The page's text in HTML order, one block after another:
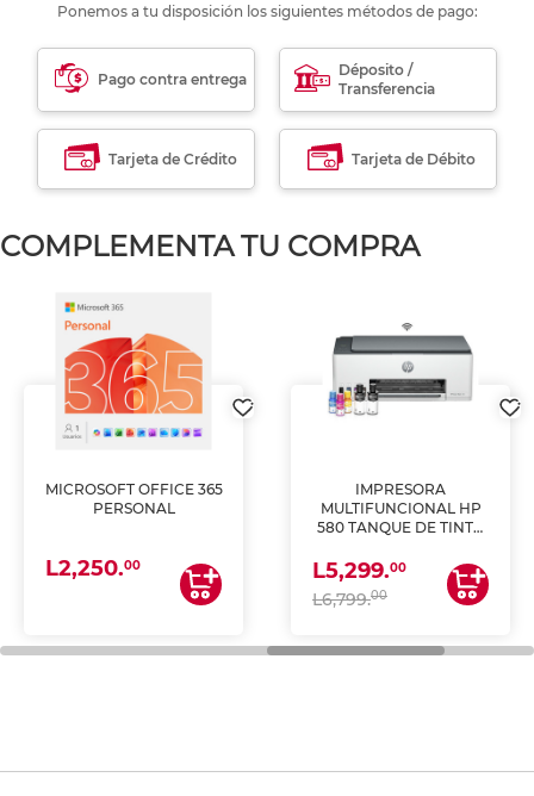
Ponemos a tu disposición los siguientes métodos de pago:
Pago contra entrega
Déposito /
Transferencia
Tarjeta de Crédito Tarjeta de Débito
COMPLEMENTA TU COMPRA
MICROSOFT OFFICE 365
PERSONAL
L2,250.00
IMPRESORA
MULTIFUNCIONAL HP
580 TANQUE DE TINTA
ESCANEA)
L5,299.00
L6,799.00